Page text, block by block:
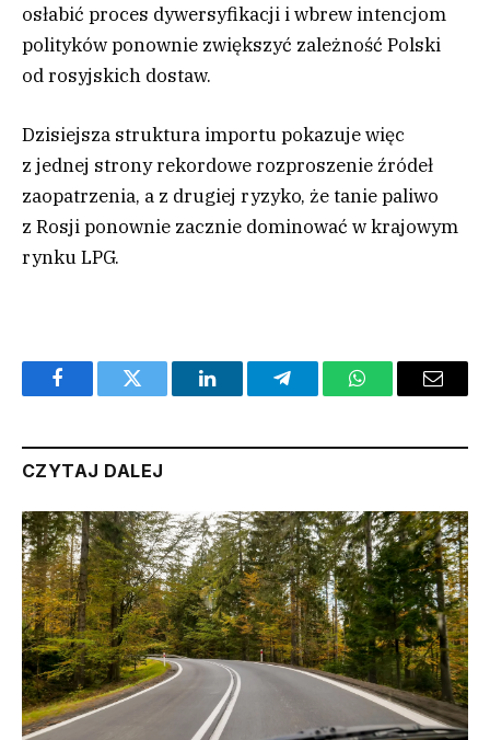
osłabić proces dywersyfikacji i wbrew intencjom
polityków ponownie zwiększyć zależność Polski
od rosyjskich dostaw.
Dzisiejsza struktura importu pokazuje więc
z jednej strony rekordowe rozproszenie źródeł
zaopatrzenia, a z drugiej ryzyko, że tanie paliwo
z Rosji ponownie zacznie dominować w krajowym
rynku LPG.
FacebookTwitter LinkedInTelegramWhatsAppEmail
CZYTAJ DALEJ